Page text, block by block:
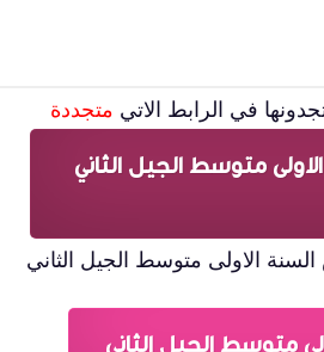
في الرابط الاتي متجددة
متوسط الجيل الثاني
الاولى متوسط الجيل الثاني
متوسط الجيل الثاني